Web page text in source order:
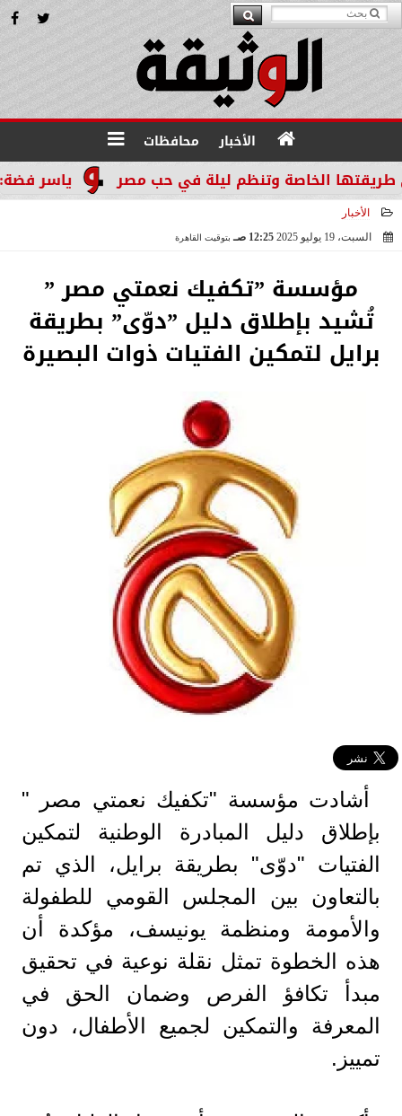
الأخبار محافظات
ياسر فضة: الخاصة وتنظم ليلة في حب مصر
الأخبار
السبت، 19 يوليو 2025
12:25 صـ بتوقيت القاهرة
مؤسسة ”تكفيك نعمتي مصر ”
تُشيد بإطلاق دليل ”دوّى” بطريقة
برايل لتمكين الفتيات ذوات البصيرة
أشادت مؤسسة "تكفيك نعمتي مصر "
بإطلاق دليل المبادرة الوطنية لتمكين
الفتيات "دوّى" بطريقة برايل، الذي تم
بالتعاون بين المجلس القومي للطفولة
والأمومة ومنظمة يونيسف، مؤكدة أن
هذه الخطوة تمثل نقلة نوعية في تحقيق
مبدأ تكافؤ الفرص وضمان الحق في
المعرفة والتمكين لجميع الأطفال، دون
تمييز.